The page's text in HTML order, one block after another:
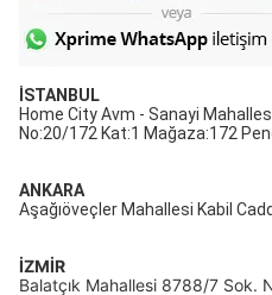
İSTANBUL
Home City Avm - Sanayi
No:20/172 Kat:1 Mağaza:172
ANKARA
Aşağıöveçler Mahallesi Kabil
İZMİR
Balatçık Mahallesi 8788/7 Sok.